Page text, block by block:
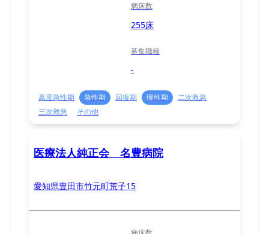
病床数
255床
募集職種
-
高度急性期 急性期 回復期 慢性期
二次救急
三次救急
その他
医療法人純正会 名豊病院
愛知県豊田市竹元町荒子15